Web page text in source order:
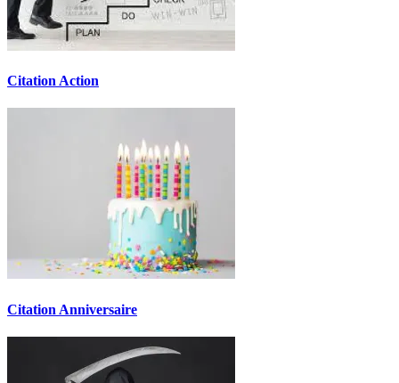
Citation Action
Citation Anniversaire